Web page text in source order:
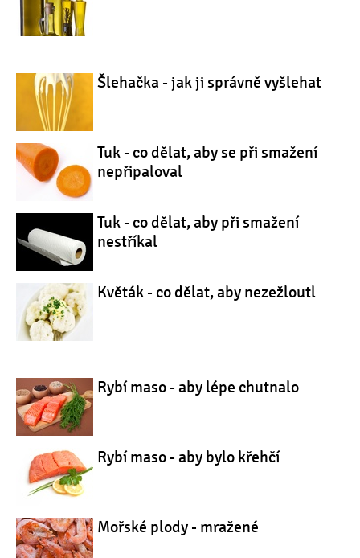
Šlehačka - jak ji správně vyšlehat
Tuk - co dělat, aby se při smažení
nepřipaloval
Tuk - co dělat, aby při smažení
nestříkal
Květák - co dělat, aby nezežloutl
Rybí maso - aby lépe chutnalo
Rybí maso - aby bylo křehčí
Mořské plody - mražené